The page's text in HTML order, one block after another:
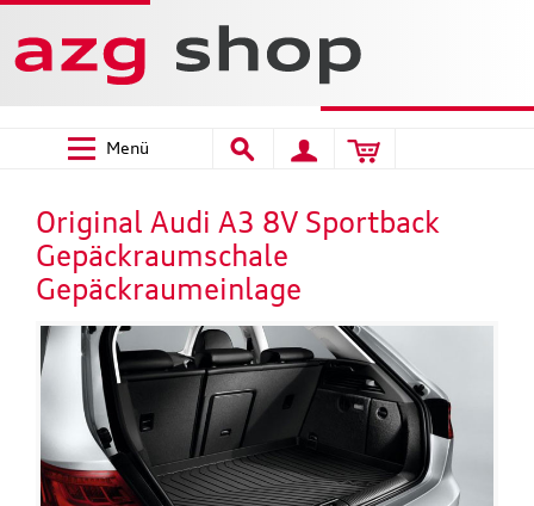
Menü
Original Audi A3 8V Sportback
Gepäckraumschale
Gepäckraumeinlage